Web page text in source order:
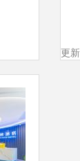
免
务 更